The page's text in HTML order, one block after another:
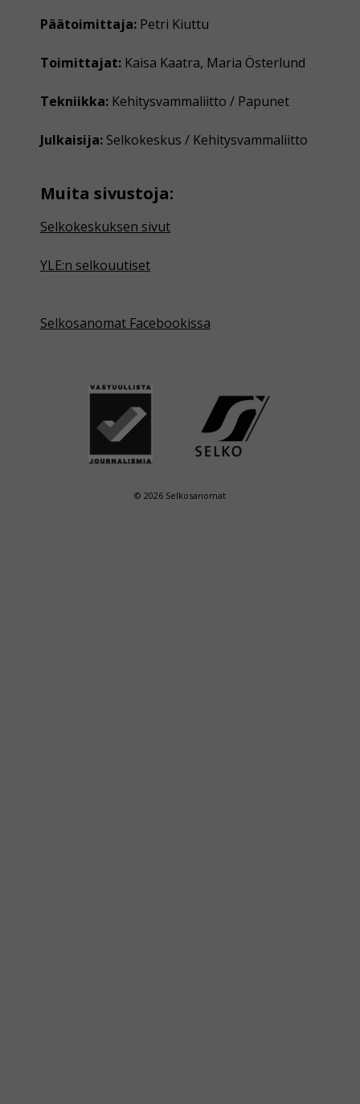
Päätoimittaja: Petri Kiuttu
Toimittajat: Kaisa Kaatra, Maria Österlund
Tekniikka: Kehitysvammaliitto / Papunet
Julkaisija: Selkokeskus / Kehitysvammaliitto
Muita sivustoja:
Selkokeskuksen sivut
YLE:n selkouutiset
Selkosanomat Facebookissa
© 2026 Selkosanomat